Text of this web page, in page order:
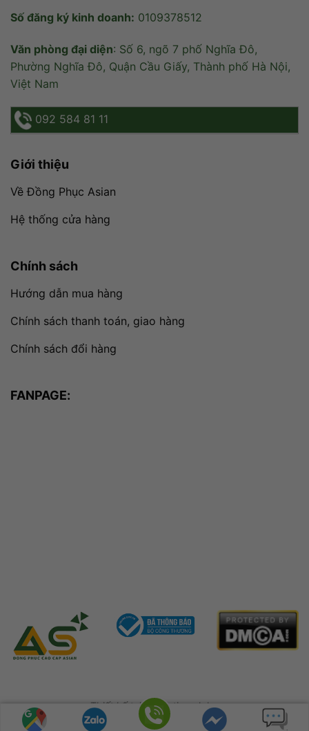
Số đăng ký kinh doanh: 0109378512
Văn phòng đại diện: Số 6, ngõ 7 phố Nghĩa Đô,
Phường Nghĩa Đô, Quận Cầu Giấy, Thành phố Hà Nội,
Việt Nam
092 584 81 11
Giới thiệu
Về Đồng Phục Asian
Hệ thống cửa hàng
Chính sách
Hướng dẫn mua hàng
Chính sách thanh toán, giao hàng
Chính sách đổi hàng
FANPAGE:
Thiết kế tại Marketing alpha
Copyright © 2022 Công ty TNHH Đồng phục Asian